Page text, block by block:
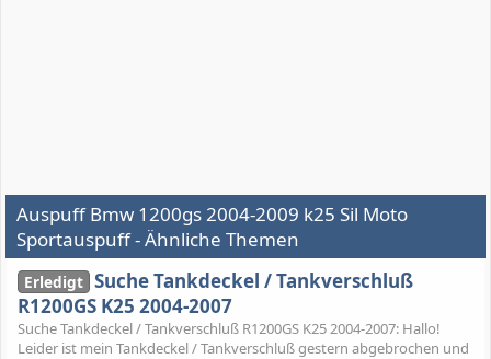
Auspuff Bmw 1200gs 2004-2009 k25 Sil Moto
Sportauspuff - Ähnliche Themen
Erledigt Suche Tankdeckel / Tankverschluß
R1200GS K25 2004-2007
Suche Tankdeckel / Tankverschluß R1200GS K25 2004-2007: Hallo!
Leider ist mein Tankdeckel / Tankverschluß gestern abgebrochen und